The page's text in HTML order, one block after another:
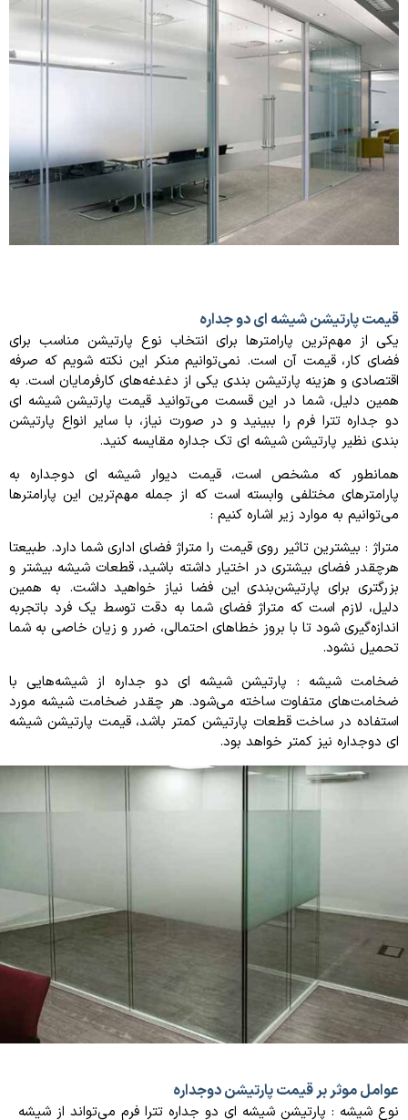
قیمت پارتیشن شیشه ای دو جداره
یکی از مهم‌ترین پارامترها برای انتخاب نوع پارتیشن مناسب برای
فضای کار، قیمت آن است. نمی‌توانیم منکر این نکته شویم که صرفه
اقتصادی و هزینه پارتیشن بندی یکی از دغدغه‌های کارفرمایان است. به
همین دلیل، شما در این قسمت می‌توانید قیمت پارتیشن شیشه ای
دو جداره تترا فرم را ببینید و در صورت نیاز، با سایر انواع پارتیشن
بندی نظیر پارتیشن شیشه ای تک جداره مقایسه کنید.
همانطور که مشخص است، قیمت دیوار شیشه ای دوجداره به
پارامترهای مختلفی وابسته است که از جمله مهم‌ترین این پارامترها
می‌توانیم به موارد زیر اشاره کنیم :
متراژ : بیشترین تاثیر روی قیمت را متراژ فضای اداری شما دارد. طبیعتا
هرچقدر فضای بیشتری در اختیار داشته باشید، قطعات شیشه بیشتر و
بزرگتری برای پارتیشن‌بندی این فضا نیاز خواهید داشت. به همین
دلیل، لازم است که متراژ فضای شما به دقت توسط یک فرد باتجربه
اندازه‌گیری شود تا با بروز خطاهای احتمالی، ضرر و زیان خاصی به شما
تحمیل نشود.
ضخامت شیشه : پارتیشن شیشه ای دو جداره از شیشه‌هایی با
ضخامت‌های متفاوت ساخته می‌شود. هر چقدر ضخامت شیشه مورد
استفاده در ساخت قطعات پارتیشن کمتر باشد، قیمت پارتیشن شیشه
ای دوجداره نیز کمتر خواهد بود.
عوامل موثر بر قیمت پارتیشن دوجداره
نوع شیشه : پارتیشن شیشه ای دو جداره تترا فرم می‌تواند از شیشه